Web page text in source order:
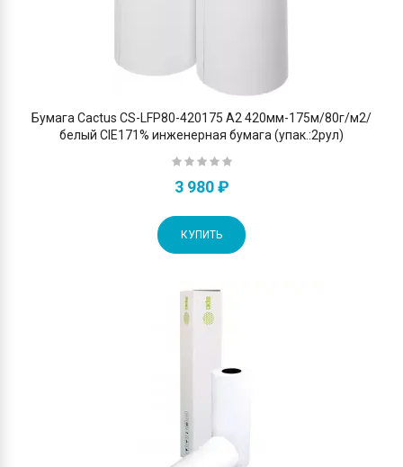
Бумага Cactus CS-LFP80-420175 A2 420мм-175м/80г/м2/
белый CIE171% инженерная бумага (упак.:2рул)
3 980 ₽
КУПИТЬ